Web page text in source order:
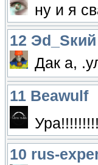
ну и я
12 Эd_Sкий
Дак а,
11 Beawulf
10 rus-